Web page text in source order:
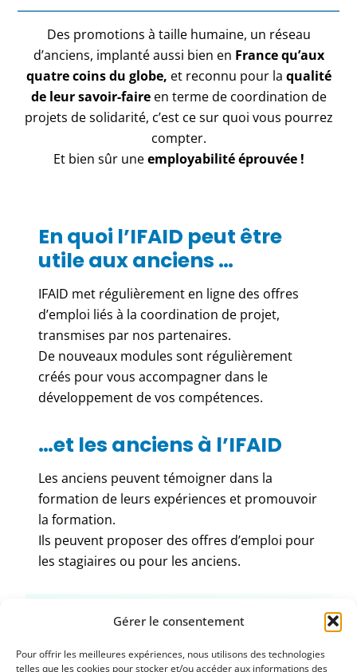
Gérer le consentement
Pour offrir les meilleures expériences, nous utilisons des technologies
telles que les cookies pour stocker et/ou accéder aux informations des
Des promotions à taille humaine, un réseau
d’anciens, implanté aussi bien en France qu’aux
quatre coins du globe, et reconnu pour la qualité
de leur savoir-faireen terme de coordination de
projets de solidarité, c’est ce sur quoi vous pourrez
compter.
Et bien sûr uneemployabilité éprouvée !
En quoi l’IFAID peut être
utile aux anciens …
IFAID met régulièrement en ligne des offres
d’emploi liés à la coordination de projet,
transmises par nos partenaires.
De nouveaux modules sont régulièrement
créés pour vous accompagner dans le
développement de vos compétences.
…et les anciens à l’IFAID
Les anciens peuvent témoigner dans la
formation de leurs expériences et promouvoir
la formation.
Ils peuvent proposer des offres d’emploi pour
les stagiaires ou pour les anciens.
Retrouvez sur votre
espace anciens :